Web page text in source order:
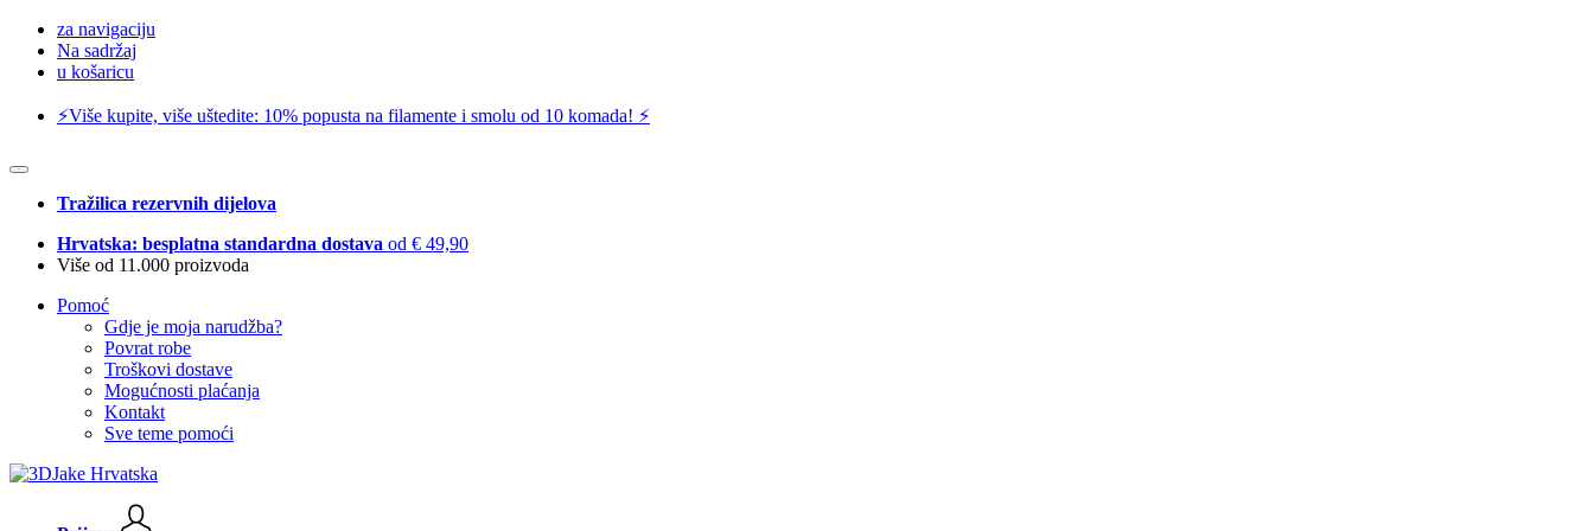
za navigaciju
Na sadržaj
u košaricu
⚡️Više kupite, više uštedite: 10% popusta na filamente i smolu od 10 komada! ⚡️
Tražilica rezervnih dijelova
Hrvatska: besplatna standardna dostava od € 49,90
Više od 11.000 proizvoda
Pomoć
Gdje je moja narudžba?
Povrat robe
Troškovi dostave
Mogućnosti plaćanja
Kontakt
Sve teme pomoći